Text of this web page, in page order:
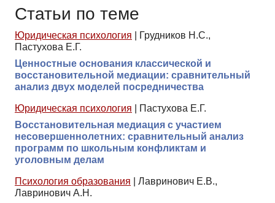
Статьи по теме
Юридическая психология
Грудников Н.С.,
Пастухова Е.Г.
Ценностные основания классической и
восстановительной медиации: сравнительный
анализ двух моделей посредничества
Юридическая психология
Пастухова Е.Г.
Восстановительная медиация с участием
несовершеннолетних: сравнительный анализ
программ по школьным конфликтам и
уголовным делам
Психология образования
Лавринович Е.В.,
Лавринович А.Н.